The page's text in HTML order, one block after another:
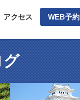
アクセス WEB予約